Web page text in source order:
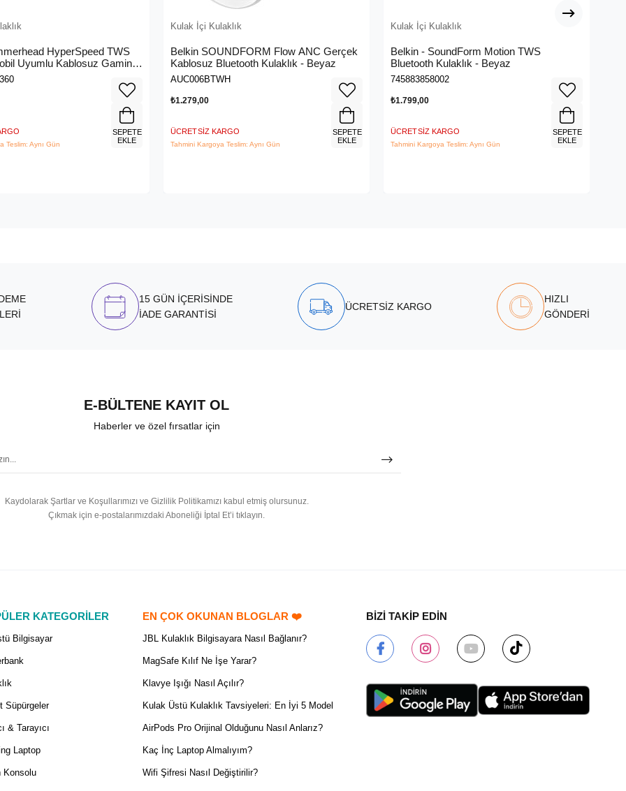
HyperSpeed TWS
Uyumlu Kablosuz Gaming
03820300-R3G1
Teslim: Aynı Gün
SEPETE
EKLE
Kulak İçi Kulaklık
Belkin SOUNDFORM Flow ANC Gerçek
Kablosuz Bluetooth Kulaklık - Beyaz
AUC006BTWH
₺1.279,00
ÜCRETSIZ KARGO
Tahmini Kargoya Teslim: Aynı Gün
SEPETE
EKLE
Kulak İçi Kulaklık
Belkin - SoundForm Motion TWS
Bluetooth Kulaklık - Beyaz
745883858002
₺1.799,00
ÜCRETSIZ KARGO
Tahmini Kargoya Teslim: Aynı Gün
SEPETE
EKLE
15 GÜN İÇERİSİNDE
İADE GARANTİSİ
ÜCRETSİZ KARGO
HIZLI
GÖNDERİ
E-BÜLTENE KAYIT OL
Haberler ve özel fırsatlar için
Kaydolarak Şartlar ve Koşullarımızı ve Gizlilik Politikamızı kabul etmiş olursunuz.
Çıkmak için e-postalarımızdaki Aboneliği İptal Et’i tıklayın.
KATEGORİLER
Bilgisayar
Süpürgeler
& Tarayıcı
Laptop
Konsolu
EN ÇOK OKUNAN BLOGLAR ❤️
JBL Kulaklık Bilgisayara Nasıl Bağlanır?
MagSafe Kılıf Ne İşe Yarar?
Klavye Işığı Nasıl Açılır?
Kulak Üstü Kulaklık Tavsiyeleri: En İyi 5 Model
AirPods Pro Orijinal Olduğunu Nasıl Anlarız?
Kaç İnç Laptop Almalıyım?
Wifi Şifresi Nasıl Değiştirilir?
BİZİ TAKİP EDİN